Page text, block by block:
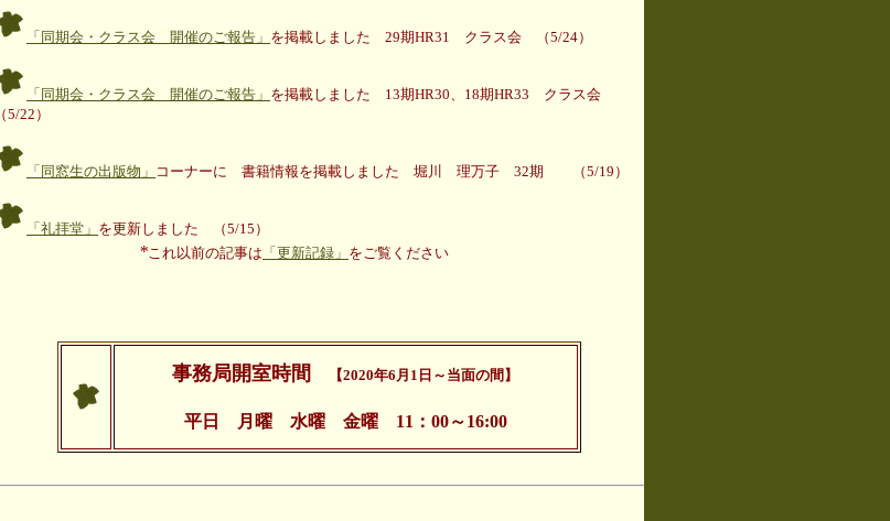
「同期会・クラス会 開催のご報告」 を掲載しました 29期HR31 クラス会 （5/24）
「同期会・クラス会 開催のご報告」 を掲載しました 13期HR30、18期HR33 クラス会
（5/22）
「同窓生の出版物」 コーナーに 書籍情報を掲載しました 堀川 理万子 32期 （5/19）
「礼拝堂」 を更新しました （5/15）
*これ以前の記事は 「更新記録」 をご覧ください
事務局開室時間 【2020年6月1日～当面の間】
平日 月曜 水曜 金曜 11 ：00～16:00